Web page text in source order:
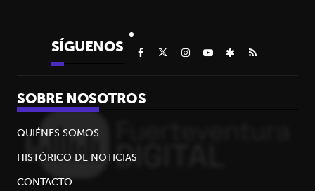
SÍGUENOS
SOBRE NOSOTROS
QUIÉNES SOMOS
HISTÓRICO DE NOTICIAS
CONTACTO